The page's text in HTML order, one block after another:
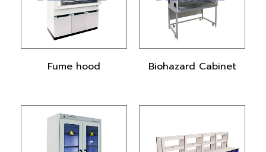
Fume hood Biohazard Cabinet